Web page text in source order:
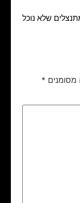
שלא נוכל
*